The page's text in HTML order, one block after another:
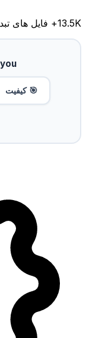
13.5K+ فایل های
🎯 کیفیت